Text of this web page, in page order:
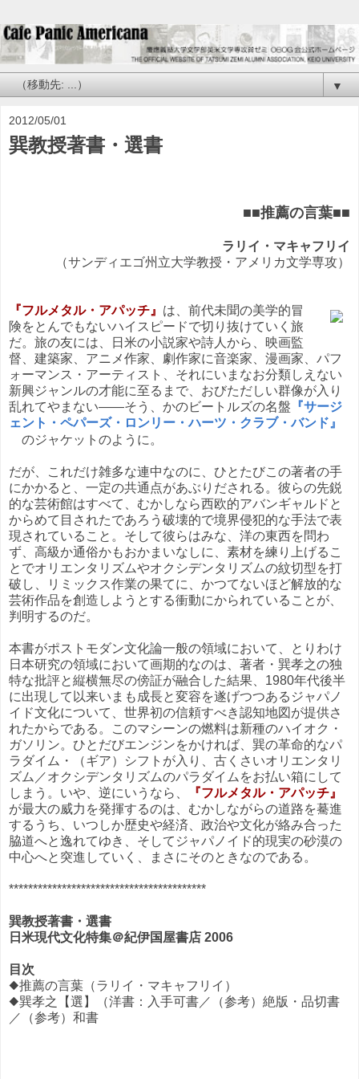
▼
2012/05/01
巽教授著書・選書
■■推薦の言葉■■
ラリイ・マキャフリイ
（サンディエゴ州立大学教授・アメリカ文学専攻）
『フルメタル・アパッチ』 は、前代未聞の美学的冒
険をとんでもないハイスピードで切り抜けていく旅
だ。旅の友には、日米の小説家や詩人から、映画監
督、建築家、アニメ作家、劇作家に音楽家、漫画家、パフ
ォーマンス・アーティスト、それにいまなお分類しえない
新興ジャンルの才能に至るまで、おびただしい群像が入り
乱れてやまない――そう、かのビートルズの名盤 『サージ
ェント・ペパーズ・ロンリー・ハーツ・クラブ・バンド』
のジャケットのように。
だが、これだけ雑多な連中なのに、ひとたびこの著者の手
にかかると、一定の共通点があぶりだされる。彼らの先鋭
的な芸術館はすべて、むかしなら西欧的アバンギャルドと
からめて目されたであろう破壊的で境界侵犯的な手法で表
現されていること。そして彼らはみな、洋の東西を問わ
ず、高級か通俗かもおかまいなしに、素材を練り上げるこ
とでオリエンタリズムやオクシデンタリズムの紋切型を打
破し、リミックス作業の果てに、かつてないほど解放的な
芸術作品を創造しようとする衝動にかられていることが、
判明するのだ。
本書がポストモダン文化論一般の領域において、とりわけ
日本研究の領域において画期的なのは、著者・巽孝之の独
特な批評と縦横無尽の傍証が融合した結果、1980年代後半
に出現して以来いまも成長と変容を遂げつつあるジャパノ
イド文化について、世界初の信頼すべき認知地図が提供さ
れたからである。このマシーンの燃料は新種のハイオク・
ガソリン。ひとだびエンジンをかければ、巽の革命的なパ
ラダイム・（ギア）シフトが入り、古くさいオリエンタリ
ズム／オクシデンタリズムのパラダイムをお払い箱にして
しまう。いや、逆にいうなら、
『フルメタル・アパッチ』
が最大の威力を発揮するのは、むかしながらの道路を驀進
するうち、いつしか歴史や経済、政治や文化が絡み合った
脇道へと逸れてゆき、そしてジャパノイド的現実の砂漠の
中心へと突進していく、まさにそのときなのである。
*****************************************
巽教授著書・選書
日米現代文化特集＠紀伊国屋書店 2006
目次
◆推薦の言葉（ラリイ・マキャフリイ）
◆巽孝之【選】（洋書：入手可書／（参考）絶版・品切書
／（参考）和書